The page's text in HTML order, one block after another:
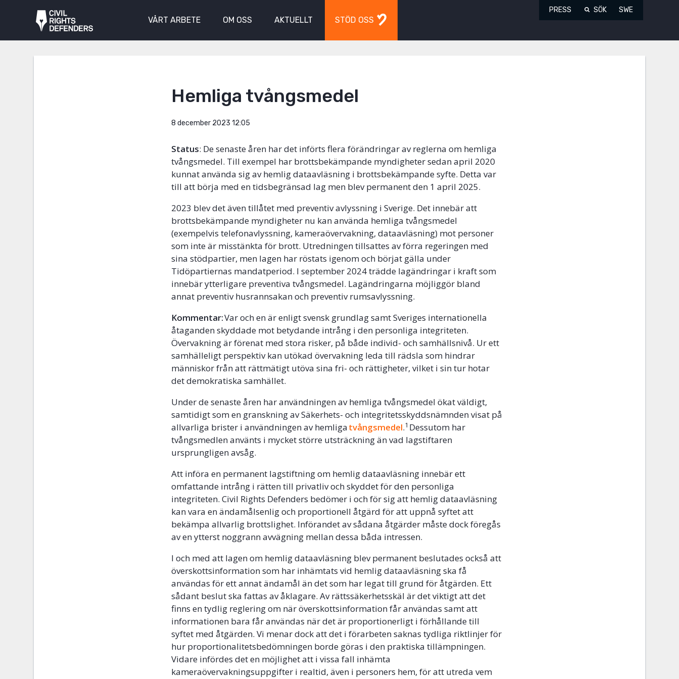
VÅRT ARBETE OM OSS AKTUELLT STÖD OSS
PRESS SÖK SWE
Hemliga tvångsmedel
8 december 2023 12:05
Status: De senaste åren har det införts flera förändringar av reglerna om hemliga
tvångsmedel. Till exempel har brottsbekämpande myndigheter sedan april 2020
kunnat använda sig av hemlig dataavläsning i brottsbekämpande syfte. Detta var
till att börja med en tidsbegränsad lag men blev permanent den 1 april 2025.
2023 blev det även tillåtet med preventiv avlyssning i Sverige. Det innebär att
brottsbekämpande myndigheter nu kan använda hemliga tvångsmedel
(exempelvis telefonavlyssning, kameraövervakning, dataavläsning) mot personer
som inte är misstänkta för brott. Utredningen tillsattes av förra regeringen med
sina stödpartier, men lagen har röstats igenom och börjat gälla under
Tidöpartiernas mandatperiod. I september 2024 trädde lagändringar i kraft som
innebär ytterligare preventiva tvångsmedel. Lagändringarna möjliggör bland
annat preventiv husrannsakan och preventiv rumsavlyssning.
Kommentar:Var och en är enligt svensk grundlag samt Sveriges internationella
åtaganden skyddade mot betydande intrång i den personliga integriteten.
Övervakning är förenat med stora risker, på både individ- och samhällsnivå. Ur ett
samhälleligt perspektiv kan utökad övervakning leda till rädsla som hindrar
människor från att rättmätigt utöva sina fri- och rättigheter, vilket i sin tur hotar
det demokratiska samhället.
Under de senaste åren har användningen av hemliga tvångsmedel ökat väldigt,
samtidigt som en granskning av Säkerhets- och integritetsskyddsnämnden visat på
allvarliga brister i användningen av hemligatvångsmedel.1 Dessutom har
tvångsmedlen använts i mycket större utsträckning än vad lagstiftaren
ursprungligen avsåg.
Att införa en permanent lagstiftning om hemlig dataavläsning innebär ett
omfattande intrång i rätten till privatliv och skyddet för den personliga
integriteten. Civil Rights Defenders bedömer i och för sig att hemlig dataavläsning
kan vara en ändamålsenlig och proportionell åtgärd för att uppnå syftet att
bekämpa allvarlig brottslighet. Införandet av sådana åtgärder måste dock föregås
av en ytterst noggrann avvägning mellan dessa båda intressen.
I och med att lagen om hemlig dataavläsning blev permanent beslutades också att
överskottsinformation som har inhämtats vid hemlig dataavläsning ska få
användas för ett annat ändamål än det som har legat till grund för åtgärden. Ett
sådant beslut ska fattas av åklagare. Av rättssäkerhetsskäl är det viktigt att det
finns en tydlig reglering om när överskottsinformation får användas samt att
informationen bara får användas när det är proportionerligt i förhållande till
syftet med åtgärden. Vi menar dock att det i förarbeten saknas tydliga riktlinjer för
hur proportionalitetsbedömningen borde göras i den praktiska tillämpningen.
Vidare infördes det en möjlighet att i vissa fall inhämta
kameraövervakningsuppgifter i realtid, även i personers hem, för att utreda vem